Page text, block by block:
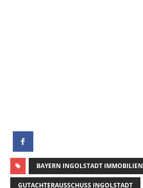
BAYERN INGOLSTADT IMMOBILIEN
GUTACHTERAUSSCHUSS INGOLSTADT